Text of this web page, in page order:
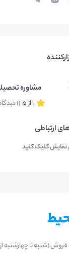
مشاوره
1 از 5 (1 دیدگاه)
ارتباطی
نمایش کلیک کنید
(شنبه تا چهارشنبه از 08:00 الی